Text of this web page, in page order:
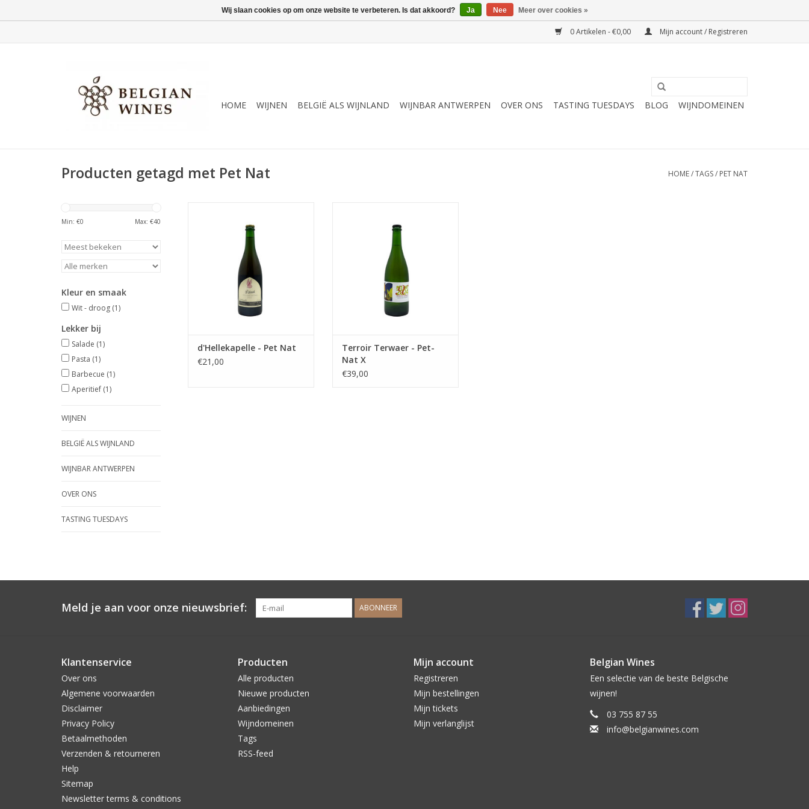
0 Artikelen - €0,00 Mijn account / Registreren
HOME WIJNEN BELGIË ALS WIJNLAND WIJNBAR ANTWERPEN OVER ONS TASTING TUESDAYS BLOG WIJNDOMEINEN
Producten getagd met Pet Nat HOME/TAGS/ PET NAT
Min: €0 Max: €40
Kleur en smaak
Wit - droog (1)
Lekker bij
Salade (1)
Pasta (1)
Barbecue (1)
Aperitief (1)
WIJNEN
BELGIË ALS WIJNLAND
WIJNBAR ANTWERPEN
OVER ONS
TASTING TUESDAYS
TOEVOEGEN AAN WINKELWAGEN
d'Hellekapelle - Pet Nat
€21,00
TOEVOEGEN AAN WINKELWAGEN
Terroir Terwaer - Pet-
Nat X
€39,00
Meld je aan voor onze nieuwsbrief: ABONNEER
Klantenservice
Over ons
Algemene voorwaarden
Disclaimer
Privacy Policy
Betaalmethoden
Verzenden & retourneren
Help
Sitemap
Newsletter terms & conditions
Producten
Alle producten
Nieuwe producten
Aanbiedingen
Wijndomeinen
Tags
RSS-feed
Mijn account
Registreren
Mijn bestellingen
Mijn tickets
Mijn verlanglijst
Belgian Wines
Een selectie van de beste Belgische
wijnen!
03 755 87 55
info@belgianwines.com
Wij slaan cookies op om onze website te verbeteren. Is dat akkoord? Ja Nee Meer over cookies »